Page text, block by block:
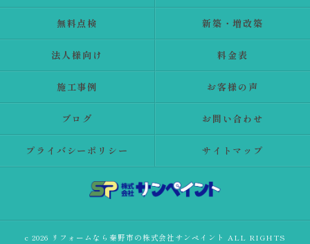
無料点検 新築・増改築
法人様向け 料金表
施工事例 お客様の声
ブログ お問い合わせ
プライバシーポリシー サイトマップ
c 2026 リフォームなら秦野市の株式会社サンペイント ALL RIGHTS